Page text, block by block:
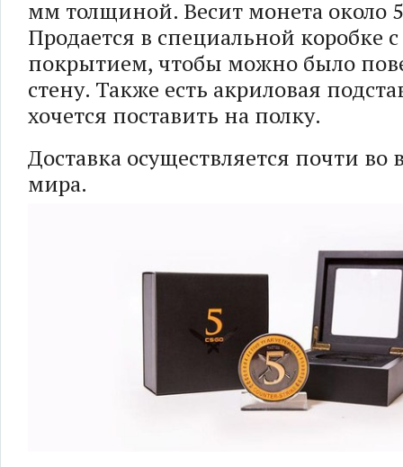
мм толщиной. Весит монета около
Продается в специальной коробке
покрытием, чтобы можно было
стену. Также есть акриловая
хочется поставить на полку.
Доставка осуществляется почти во
мира.